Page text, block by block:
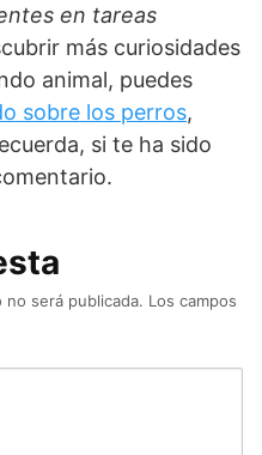
en tareas
más curiosidades
animal, puedes
sobre los perros,
si te ha sido
será publicada. Los campos